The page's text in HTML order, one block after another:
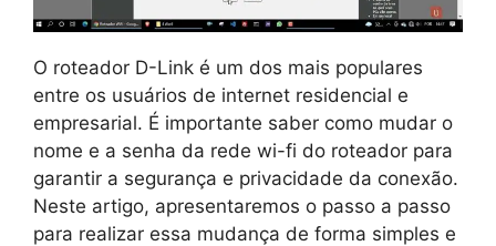
O roteador D-Link é um dos mais populares
entre os usuários de internet residencial e
empresarial. É importante saber como mudar o
nome e a senha da rede wi-fi do roteador para
garantir a segurança e privacidade da conexão.
Neste artigo, apresentaremos o passo a passo
para realizar essa mudança de forma simples e